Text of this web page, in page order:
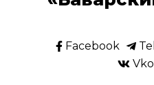
Facebook